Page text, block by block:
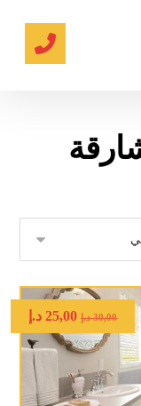
30,00 د.إ 25,00 د.إ